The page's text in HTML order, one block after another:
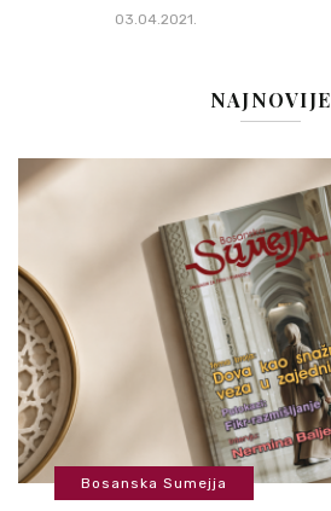
03.04.2021.
NAJNOVIJE
Bosanska Sumejja